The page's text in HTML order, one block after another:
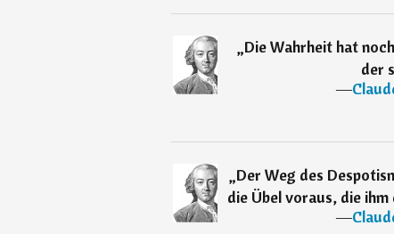
„Die Wahrheit hat
der
―
„Der Weg des
die Übel voraus, die
―